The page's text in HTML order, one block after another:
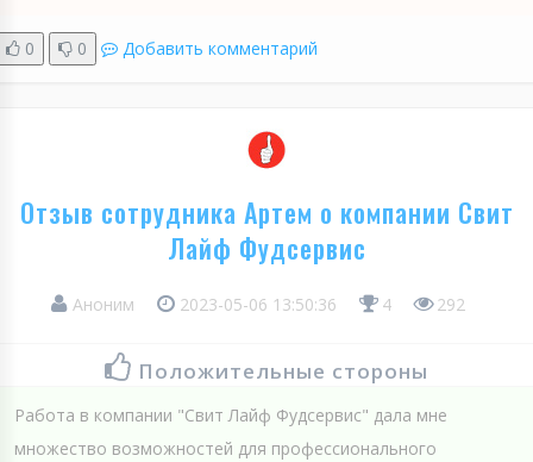
0 0 Добавить комментарий
Отзыв сотрудника Артем о компании Свит
Лайф Фудсервис
Аноним 2023-05-06 13:50:36 4 292
Положительные стороны
Работа в компании "Свит Лайф Фудсервис" дала мне
множество возможностей для профессионального